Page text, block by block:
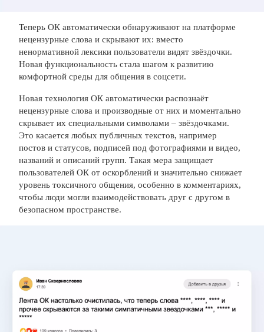
Теперь ОК автоматически обнаруживают на платформе
нецензурные слова и скрывают их: вместо
ненормативной лексики пользователи видят звёздочки.
Новая функциональность стала шагом к развитию
комфортной среды для общения в соцсети.
Новая технология ОК автоматически распознаёт
нецензурные слова и производные от них и моментально
скрывает их специальными символами – звёздочками.
Это касается любых публичных текстов, например
постов и статусов, подписей под фотографиями и видео,
названий и описаний групп. Такая мера защищает
пользователей ОК от оскорблений и значительно снижает
уровень токсичного общения, особенно в комментариях,
чтобы люди могли взаимодействовать друг с другом в
безопасном пространстве.